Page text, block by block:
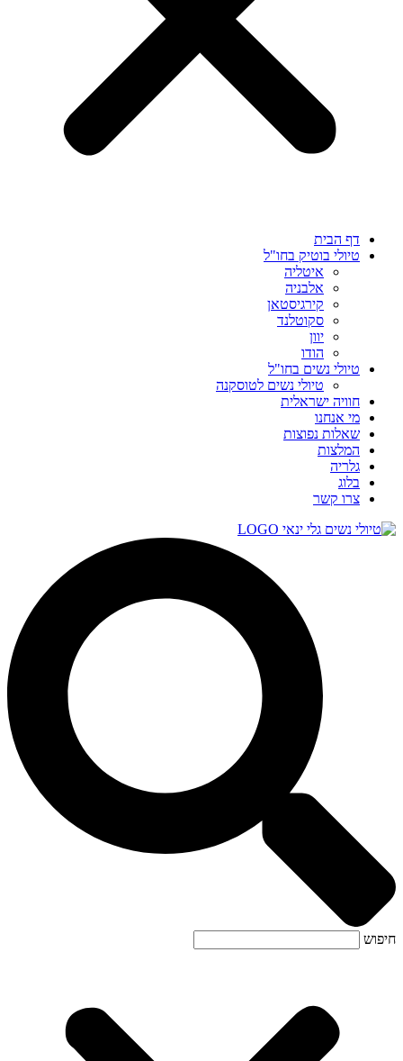
דף הבית
טיולי בוטיק בחו"ל
איטליה
אלבניה
קירגיסטאן
סקוטלנד
יוון
הודו
טיולי נשים בחו"ל
טיולי נשים לטוסקנה
חוויה ישראלית
מי אנחנו
שאלות נפוצות
המלצות
גלריה
בלוג
צרו קשר
חיפוש